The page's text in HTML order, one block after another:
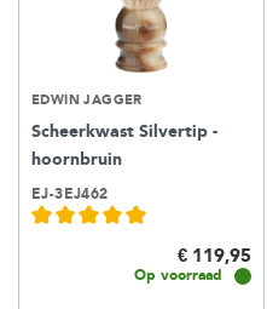
EDWIN JAGGER
Scheerkwast Silvertip -
hoornbruin
EJ-3EJ462
€ 119,95
Op voorraad